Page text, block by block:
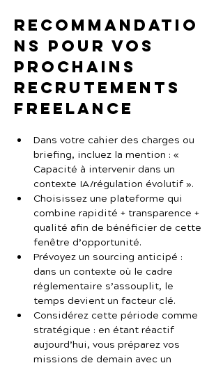
Recommandatio
ns pour vos
prochains
recrutements
freelance
Dans votre cahier des charges ou
briefing, incluez la mention : «
Capacité à intervenir dans un
contexte IA/régulation évolutif ».
Choisissez une plateforme qui
combine rapidité + transparence +
qualité afin de bénéficier de cette
fenêtre d’opportunité.
Prévoyez un sourcing anticipé :
dans un contexte où le cadre
réglementaire s’assouplit, le
temps devient un facteur clé.
Considérez cette période comme
stratégique : en étant réactif
aujourd’hui, vous préparez vos
missions de demain avec un